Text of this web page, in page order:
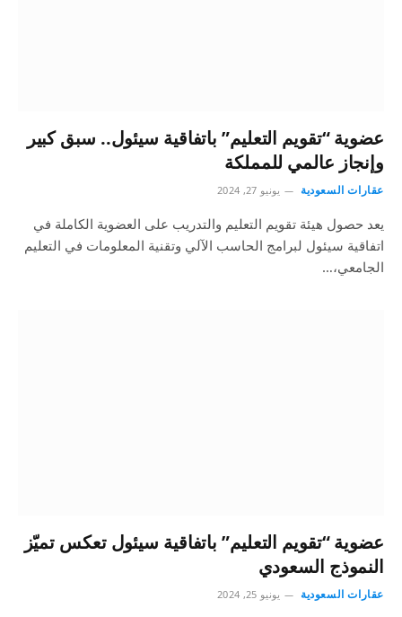
عضوية “تقويم التعليم” باتفاقية سيئول.. سبق كبير
وإنجاز عالمي للمملكة
عقارات السعودية يونيو 27, 2024
يعد حصول هيئة تقويم التعليم والتدريب على العضوية الكاملة في
اتفاقية سيئول لبرامج الحاسب الآلي وتقنية المعلومات في التعليم
الجامعي،…
عضوية “تقويم التعليم” باتفاقية سيئول تعكس تميّز
النموذج السعودي
عقارات السعودية يونيو 25, 2024